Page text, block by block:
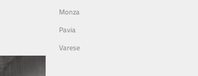
Monza
Pavia
Varese